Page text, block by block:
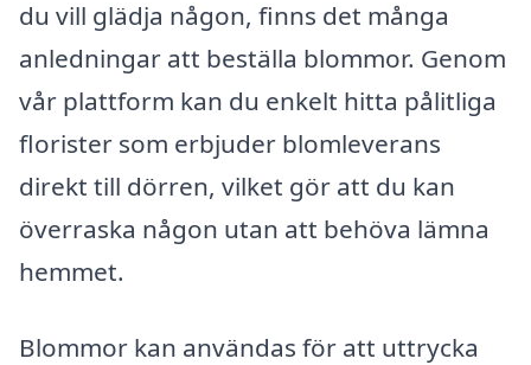
du vill glädja någon, finns det många
anledningar att beställa blommor. Genom
vår plattform kan du enkelt hitta pålitliga
florister som erbjuder blomleverans
direkt till dörren, vilket gör att du kan
överraska någon utan att behöva lämna
hemmet.
Blommor kan användas för att uttrycka